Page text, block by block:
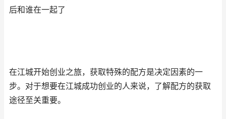
后和谁在一起了
在江城开始创业之旅，获取特殊的配方是决定因素的一
步。对于想要在江城成功创业的人来说，了解配方的获取
途径至关重要。